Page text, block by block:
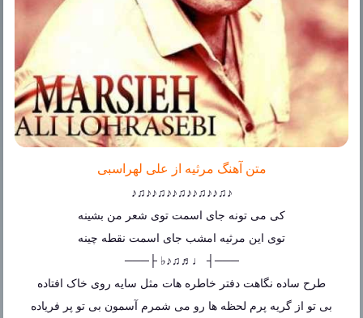
متن آهنگ مرثیه از علی لهراسبی
♪♫♪♪♫♪♪♫♪♪♫♪♪♫♪
کی می تونه جای اسمت توی شعر من بشینه
توی این مرثیه امشب جای اسمت نقطه چینه
───┤ ♩♬♫♪♭ ├───
طرح ساده نگاهت دفتر خاطره هات مثل سایه روی خاک افتاده
بی تو از گریه پرم لحظه ها رو می شمرم آسمون بی تو پر فریاده